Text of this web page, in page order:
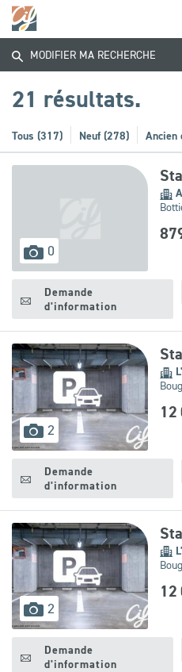
Trouvez
votre
bien
MODIFIER MA RECHERCHE
21 résultats.
Tous (317) Neuf (278) Ancien
0
disponibles
Demande
d'information
2 images
disponibles
12
Demande
d'information
2 images
disponibles
12
Demande
d'information